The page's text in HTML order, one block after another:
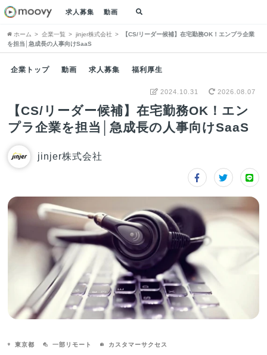
求人募集 動画
ホーム 企業一覧 jinjer株式会社
【CS/リーダー候補】在宅勤務OK！エンプラ企業
を担当│急成長の人事向けSaaS
企業トップ 動画 求人募集 福利厚生
2024.10.31 2026.08.07
【CS/リーダー候補】在宅勤務OK！エン
プラ企業を担当│急成長の人事向けSaaS
jinjer株式会社
東京都 一部リモート カスタマーサクセス